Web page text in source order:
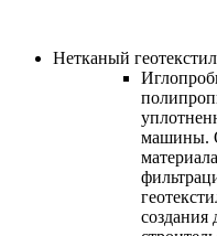
Нетканый
машины.
создания